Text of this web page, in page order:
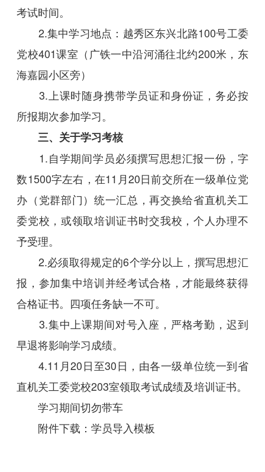
考试时间。
2.集中学习地点：越秀区东兴北路100号工委
党校401课室（广铁一中沿河涌往北约200米，东
海嘉园小区旁）
3.上课时随身携带学员证和身份证，务必按
所报期次参加学习。
三、关于学习考核
1.自学期间学员必须撰写思想汇报一份，字
数1500字左右，在11月20日前交所在一级单位党
办（党群部门）统一汇总，再交换给省直机关工
委党校，或领取培训证书时交我校，个人办理不
予受理。
2.必须取得规定的6个学分以上，撰写思想汇
报，参加集中培训并经考试合格，才能最终获得
合格证书。四项任务缺一不可。
3.集中上课期间对号入座，严格考勤，迟到
早退将影响学习成绩。
4.11月20日至30日，由各一级单位统一到省
直机关工委党校203室领取考试成绩及培训证书。
学习期间切勿带车
附件下载：学员导入模板